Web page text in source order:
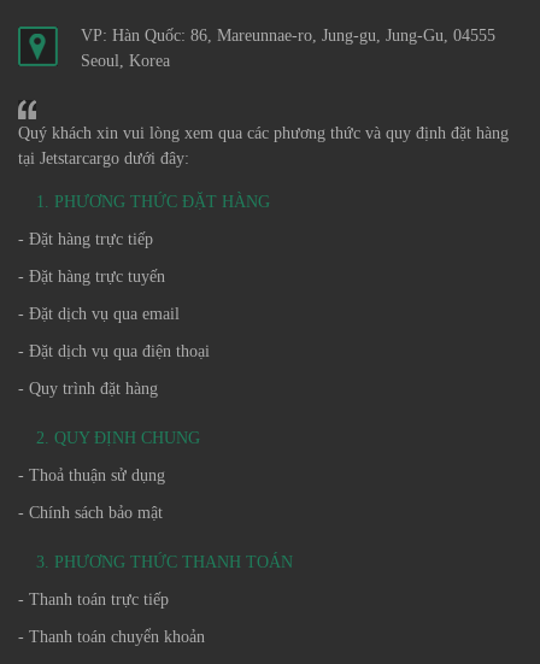
VP: Hàn Quốc: 86, Mareunnae-ro, Jung-gu, Jung-Gu, 04555
Seoul, Korea
Quý khách xin vui lòng xem qua các phương thức và quy định đặt hàng
tại Jetstarcargo dưới đây:
1. PHƯƠNG THỨC ĐẶT HÀNG
- Đặt hàng trực tiếp
- Đặt hàng trực tuyến
- Đặt dịch vụ qua email
- Đặt dịch vụ qua điện thoại
- Quy trình đặt hàng
2. QUY ĐỊNH CHUNG
- Thoả thuận sử dụng
- Chính sách bảo mật
3. PHƯƠNG THỨC THANH TOÁN
- Thanh toán trực tiếp
- Thanh toán chuyển khoản